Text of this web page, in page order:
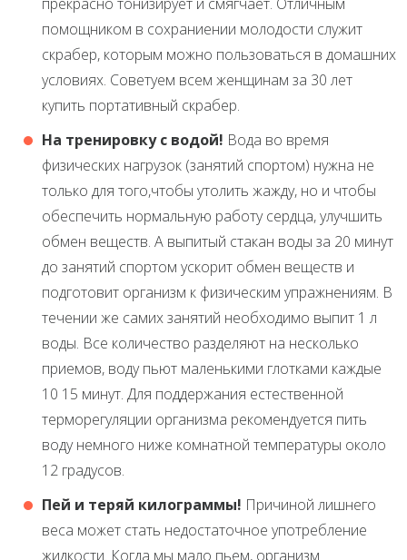
помощником в сохраниении молодости служит
скрабер, которым можно пользоваться в домашних
условиях. Советуем всем женщинам за 30 лет
купить портативный скрабер.
На тренировку с водой! Вода во время
физических нагрузок (занятий спортом) нужна не
только для того,чтобы утолить жажду, но и чтобы
обеспечить нормальную работу сердца, улучшить
обмен веществ. А выпитый стакан воды за 20 минут
до занятий спортом ускорит обмен веществ и
подготовит организм к физическим упражнениям. В
течении же самих занятий необходимо выпит 1 л
воды. Все количество разделяют на несколько
приемов, воду пьют маленькими глотками каждые
10 15 минут. Для поддержания естественной
терморегуляции организма рекомендуется пить
воду немного ниже комнатной температуры около
12 градусов.
Пей и теряй килограммы! Причиной лишнего
веса может стать недостаточное употребление
жидкости. Когда мы мало пьем, организм